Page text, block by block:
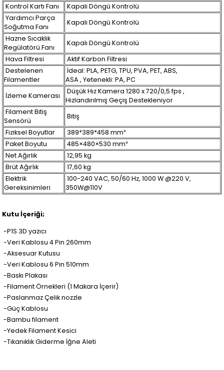
Kontrol Kartı Fanı
Kapalı Döngü Kontrolü
Yardımcı Parça
Soğutma Fanı
Kapalı Döngü Kontrolü
Hazne Sıcaklık
Regülatörü Fanı
Kapalı Döngü Kontrolü
Hava Filtresi
Aktif Karbon Filtresi
Destelenen
Filamentler
İdeal: PLA, PETG, TPU, PVA, PET, ABS,
ASA , Yetenekli: PA, PC
İzleme Kamerası
Düşük Hız Kamera 1280 x 720/0,5 fps ,
Hızlandırılmış Geçiş Destekleniyor
Filament Bitiş
Sensörü
Bitiş
Fiziksel Boyutlar
389*389*458 mm³
Paket Boyutu
485×480×530 mm³
Net Ağırlık
12,95 kg
Brüt Ağırlık
17,60 kg
Elektrik
Gereksinimleri
100-240 VAC, 50/60 Hz, 1000 W @220 V,
350W@110V
Kutu İçeriği;
-P1S 3D yazıcı
-Veri Kablosu 4 Pin 260mm
-Aksesuar Kutusu
-Veri Kablosu 6 Pin 510mm
-Baskı Plakası
-Filament Örnekleri (1 Makara İçerir)
-Paslanmaz Çelik nozzle
-Güç Kablosu
-Bambu filament
-Yedek Filament Kesici
-Tıkanıklık Giderme İğne Aleti